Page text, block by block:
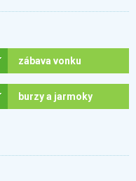
zábava vonku
burzy a jarmoky